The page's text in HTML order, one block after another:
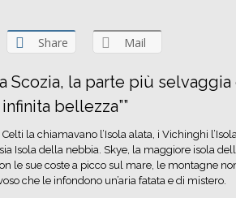
Share Mail
Scozia, la parte più
bellezza””
la chiamavano l’Isola alata, i Vichinghi
Isola della nebbia. Skye, la maggiore isola
le sue coste a picco sul mare, le montagne
che le infondono un’aria fatata e di mistero.